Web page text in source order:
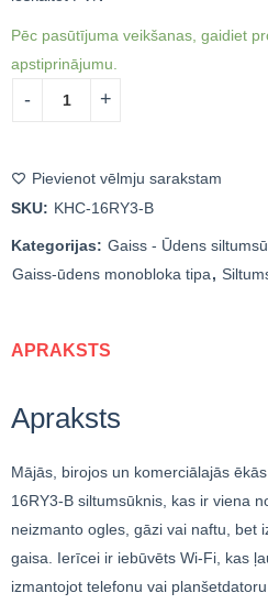
Pēc pasūtījuma veikšanas, gaidiet
apstiprinājumu.
Pievienot vēlmju sarakstam
SKU: KHC-16RY3-B
Kategorijas: Gaiss - Ūdens
Gaiss-ūdens monobloka tipa,
APRAKSTS
Apraksts
Mājās, birojos un komerciālajās
16RY3-B siltumsūknis, kas ir viena
neizmanto ogles, gāzi vai naftu, bet
gaisa. Ierīcei ir iebūvēts Wi-Fi, kas
izmantojot telefonu vai